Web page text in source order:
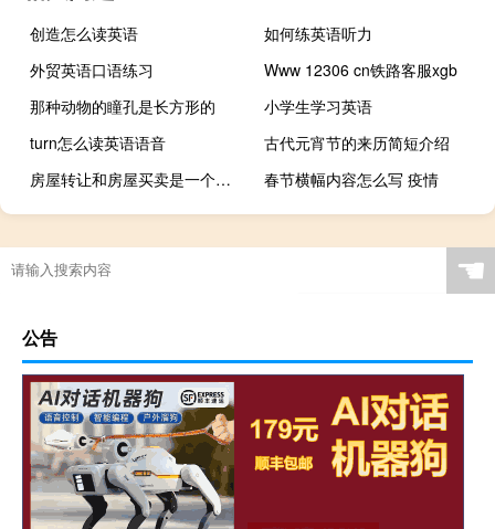
创造怎么读英语
如何练英语听力
外贸英语口语练习
Www 12306 cn铁路客服xgb
那种动物的瞳孔是长方形的
小学生学习英语
turn怎么读英语语音
古代元宵节的来历简短介绍
房屋转让和房屋买卖是一个意思吗
春节横幅内容怎么写 疫情
☚
公告